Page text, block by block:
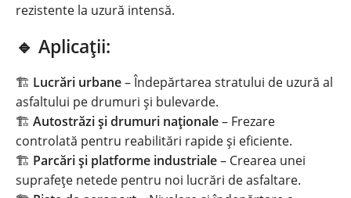
rezistente la uzură intensă.
🔹 Aplicații:
🏗 Lucrări urbane– Îndepărtarea stratului de uzură al
asfaltului pe drumuri și bulevarde.
🏗 Autostrăzi și drumuri naționale– Frezare
controlată pentru reabilitări rapide și eficiente.
🏗 Parcări și platforme industriale– Crearea unei
suprafețe netede pentru noi lucrări de asfaltare.